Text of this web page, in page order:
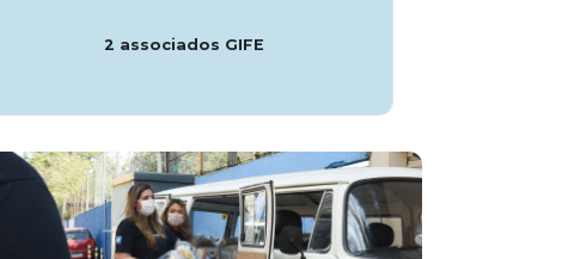
2 associados GIFE